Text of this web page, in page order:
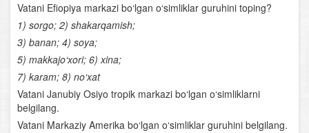
Nerv sistemasi va sezgi organlari
Baliqlar sinfi
Baliqlarning ko‘payishi
Baliqlar sinfining klassifikatsiyasi va ahamiyati
Vatani Efiopiya markazi bo‘lgan o‘simliklar guruhini toping?
1) sorgo; 2) shakarqamish;
3) banan; 4) soya;
5) makkajo‘xori; 6) xina;
7) karam; 8) no‘xat
Vatani Janubiy Osiyo tropik markazi bo‘lgan o‘simliklarni
belgilang.
Vatani Markaziy Amerika bo‘lgan o‘simliklar guruhini belgilang.